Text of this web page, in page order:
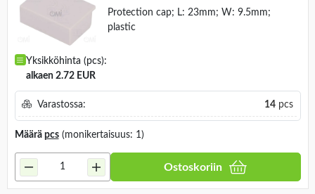
Protection cap; L: 23mm; W: 9.5mm;
plastic
Yksikköhinta (pcs):
alkaen 2.72 EUR
Varastossa: 14pcs
Määrä pcs(monikertaisuus: 1)
Ostoskoriin